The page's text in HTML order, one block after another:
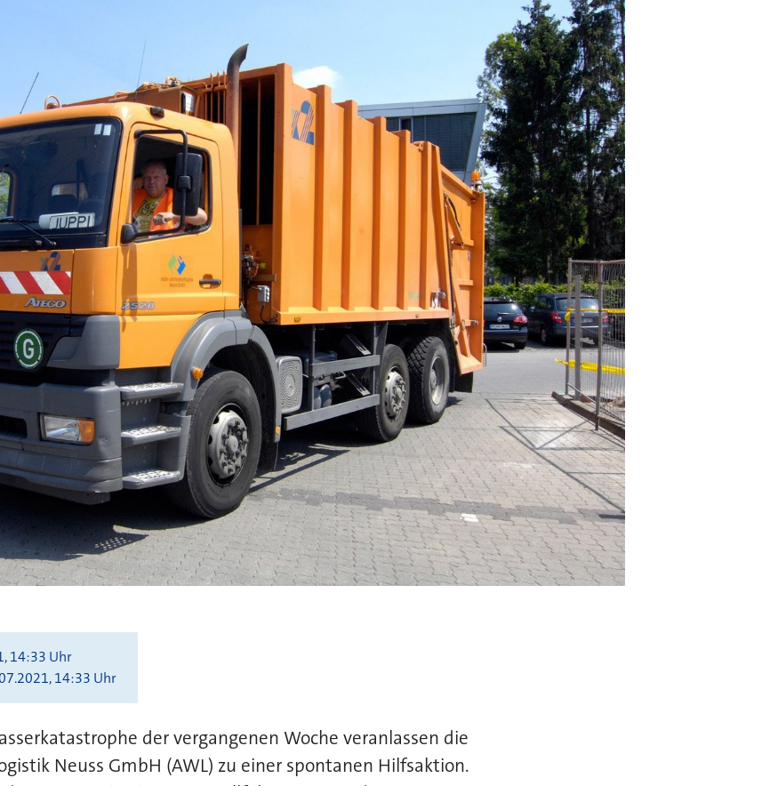
14:33 Uhr
14:33 Uhr
der vergangenen Woche veranlassen die
Neuss GmbH (AWL) zu einer spontanen Hilfsaktion.